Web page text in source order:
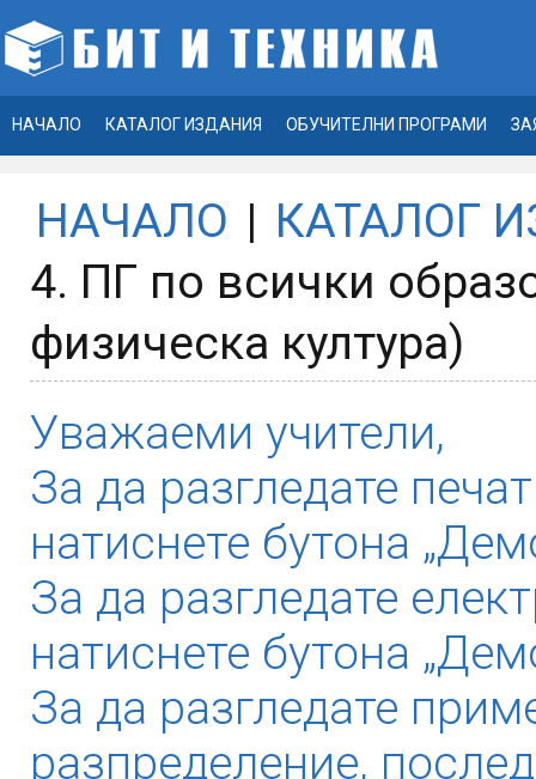
НАЧАЛО КАТАЛОГ ИЗДАНИЯ ОБУЧИТЕЛНИ ПРОГРАМИ
НАЧАЛО | КАТАЛОГ
4. ПГ по всички
физическа култура)
Уважаеми учители,
За да разгледате
натиснете бутона
За да разгледате
натиснете бутона
За да разгледате
разпределение,